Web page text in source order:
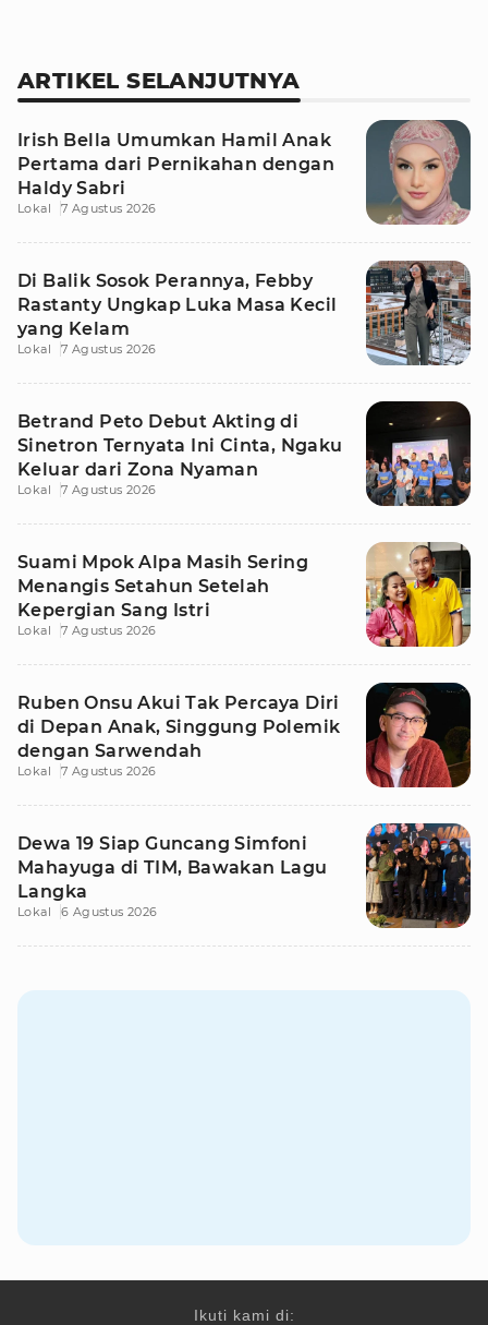
ARTIKEL SELANJUTNYA
Irish Bella Umumkan Hamil Anak
Pertama dari Pernikahan dengan
Haldy Sabri
Lokal 7 Agustus 2026
Di Balik Sosok Perannya, Febby
Rastanty Ungkap Luka Masa Kecil
yang Kelam
Lokal 7 Agustus 2026
Betrand Peto Debut Akting di
Sinetron Ternyata Ini Cinta, Ngaku
Keluar dari Zona Nyaman
Lokal 7 Agustus 2026
Suami Mpok Alpa Masih Sering
Menangis Setahun Setelah
Kepergian Sang Istri
Lokal 7 Agustus 2026
Ruben Onsu Akui Tak Percaya Diri
di Depan Anak, Singgung Polemik
dengan Sarwendah
Lokal 7 Agustus 2026
Dewa 19 Siap Guncang Simfoni
Mahayuga di TIM, Bawakan Lagu
Langka
Lokal 6 Agustus 2026
Ikuti kami di: